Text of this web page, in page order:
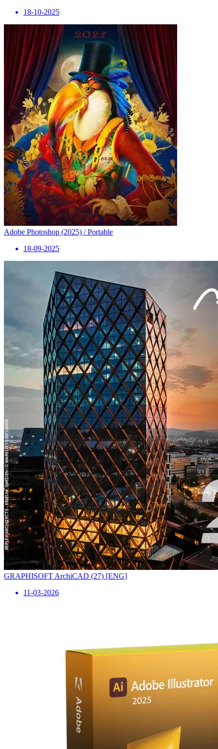
18-10-2025
Adobe Photoshop (2025) / Portable
18-09-2025
GRAPHISOFT ArchiCAD (27) [ENG]
11-03-2026